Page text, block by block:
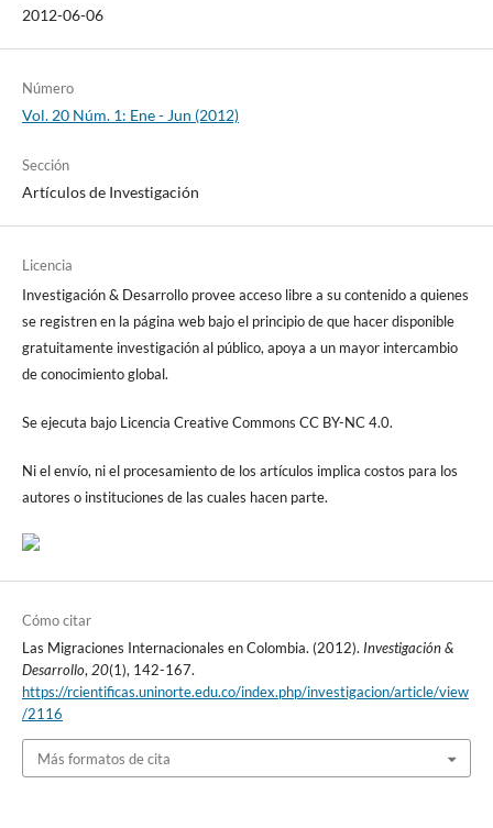
2012-06-06
Número
Vol. 20 Núm. 1: Ene - Jun (2012)
Sección
Artículos de Investigación
Licencia
Investigación & Desarrollo provee acceso libre a su contenido a quienes
se registren en la página web bajo el principio de que hacer disponible
gratuitamente investigación al público, apoya a un mayor intercambio
de conocimiento global.
Se ejecuta bajo Licencia Creative Commons CC BY-NC 4.0.
Ni el envío, ni el procesamiento de los artículos implica costos para los
autores o instituciones de las cuales hacen parte.
Cómo citar
Las Migraciones Internacionales en Colombia. (2012). Investigación &
Desarrollo,20(1), 142-167.
https://rcientificas.uninorte.edu.co/index.php/investigacion/article/view
/2116
Más formatos de cita